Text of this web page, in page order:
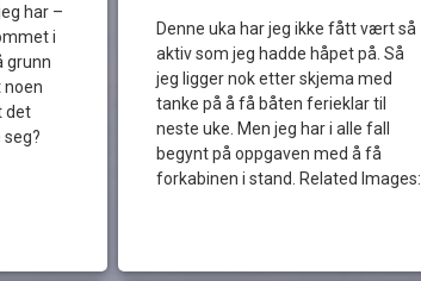
har –
i
grunn
noen
det
Denne uka har jeg ikke fått vært så
aktiv som jeg hadde håpet på. Så
jeg ligger nok etter skjema med
tanke på å få båten ferieklar til
neste uke. Men jeg har i alle fall
begynt på oppgaven med å få
forkabinen i stand. Related Images: